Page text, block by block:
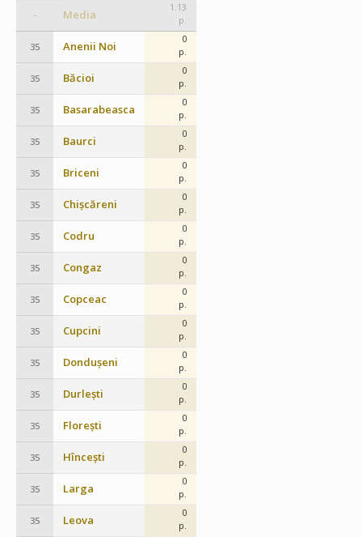
– Media
1.13
p.
35 Anenii Noi
0
p.
35 Băcioi
0
p.
35 Basarabeasca
0
p.
35 Baurci
0
p.
35 Briceni
0
p.
35 Chișcăreni
0
p.
35 Codru
0
p.
35 Congaz
0
p.
35 Copceac
0
p.
35 Cupcini
0
p.
35 Dondușeni
0
p.
35 Durlești
0
p.
35 Florești
0
p.
35 Hîncești
0
p.
35 Larga
0
p.
35 Leova
0
p.